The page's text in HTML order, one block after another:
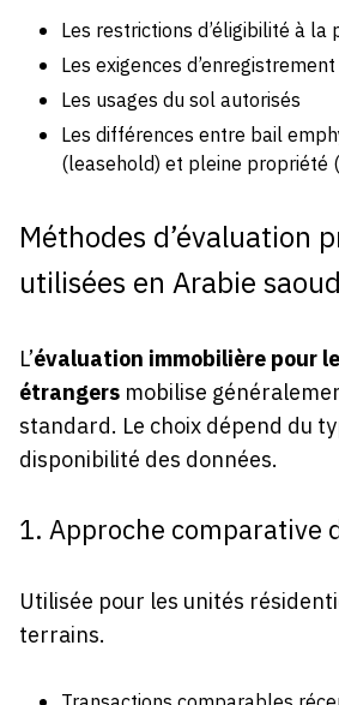
Les restrictions d’éligibilité à la
Les exigences
Les usages du sol autorisés
Les différences entre bail
(leasehold) et pleine propriété
Méthodes d’évaluation
utilisées en Arabie
L’évaluation immobilière pour
étrangers mobilise
standard. Le choix dépend du
disponibilité des données.
1. Approche comparative
Utilisée pour les unités
terrains.